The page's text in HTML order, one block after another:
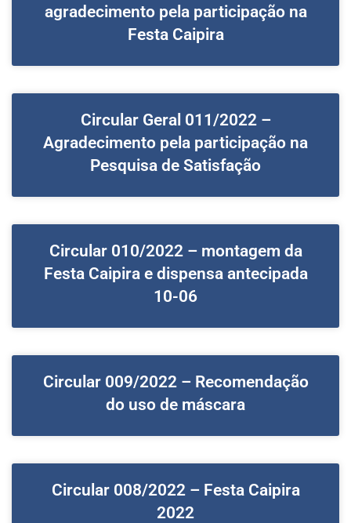
agradecimento pela participação na
Festa Caipira
Circular Geral 011/2022 –
Agradecimento pela participação na
Pesquisa de Satisfação
Circular 010/2022 – montagem da
Festa Caipira e dispensa antecipada
10-06
Circular 009/2022 – Recomendação
do uso de máscara
Circular 008/2022 – Festa Caipira
2022